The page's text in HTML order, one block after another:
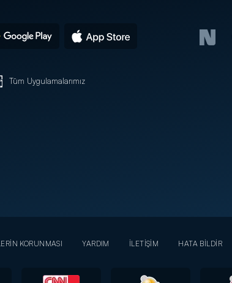
Tüm Uygulamalarımız
KORUNMASI YARDIM İLETİŞİM HATA BİLDİR